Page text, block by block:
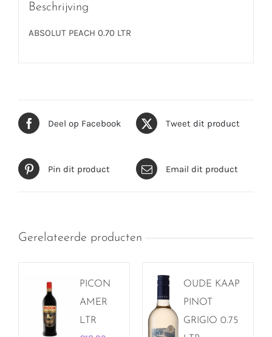
Beschrijving
ABSOLUT PEACH 0.70 LTR
Deel op Facebook Tweet dit product
Pin dit product Email dit product
Gerelateerde producten
PICON
AMER
LTR
OUDE KAAP
PINOT
GRIGIO 0.75